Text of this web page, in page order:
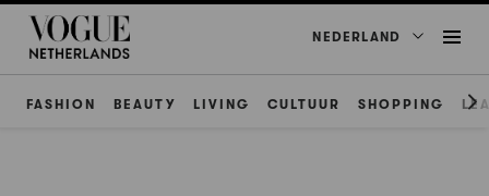
NEDERLAND
FASHION BEAUTY LIVING CULTUUR SHOPPING